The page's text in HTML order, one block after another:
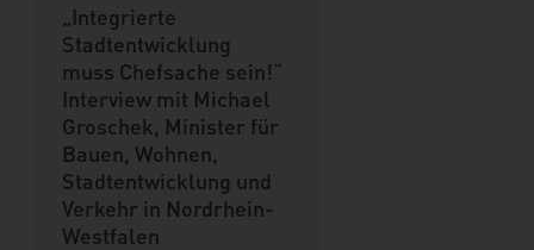
„Integrierte
Stadtentwicklung
muss Chefsache sein!“
Interview mit Michael
Groschek, Minister für
Bauen, Wohnen,
Stadtentwicklung und
Verkehr in Nordrhein-
Westfalen